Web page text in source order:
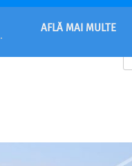
. AFLĂ MAI MULTE